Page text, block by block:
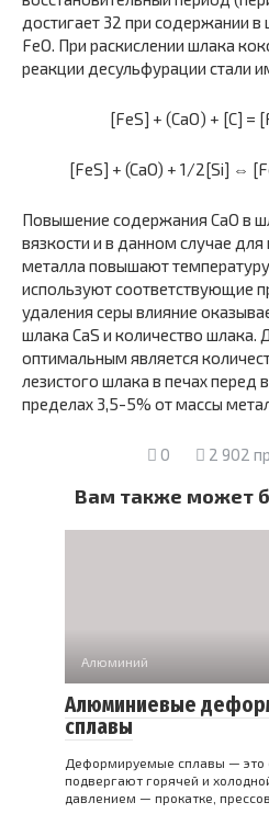
достигает 32 при содержании
FeO. При раскислении шла­ка
реакции десульфурации стали
[FeS] + (СаО) + [С] =
[FeS] + (CaO) + 1/2[Si] ⇔
Повышение содержания СаО в
вяз­кости и в данном случае
металла повы­шают
используют соответствую­щие
удаления серы влияние
шлака CaS и количество шлака.
оптимальным является
лезистого шлака в печах перед
пределах 3,5-5% от массы
0 2 902
Вам также может
Алюминий
Алюминиевые
сплавы
Деформируемые сплавы — это
подвергают горячей и
давлением — прокатке,